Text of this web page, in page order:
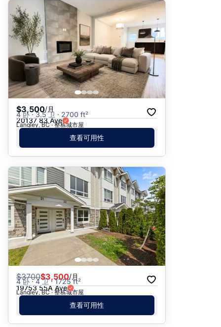
推荐
日期: 最新日期在前
日期: 过往日期在前
价格 - $$$ 到 $
价格 - $ 到 $$$
$3,500/月
4 卧 · 3.5 卫 · 2700 ft²
20137 83 Ave
Langley, BC · 整栋城市屋
查看可用性
$3700$3,500/月
4 卧 · 4 卫 · 1725 ft²
19753 55A Ave
Langley, BC · 整栋城市屋
查看可用性